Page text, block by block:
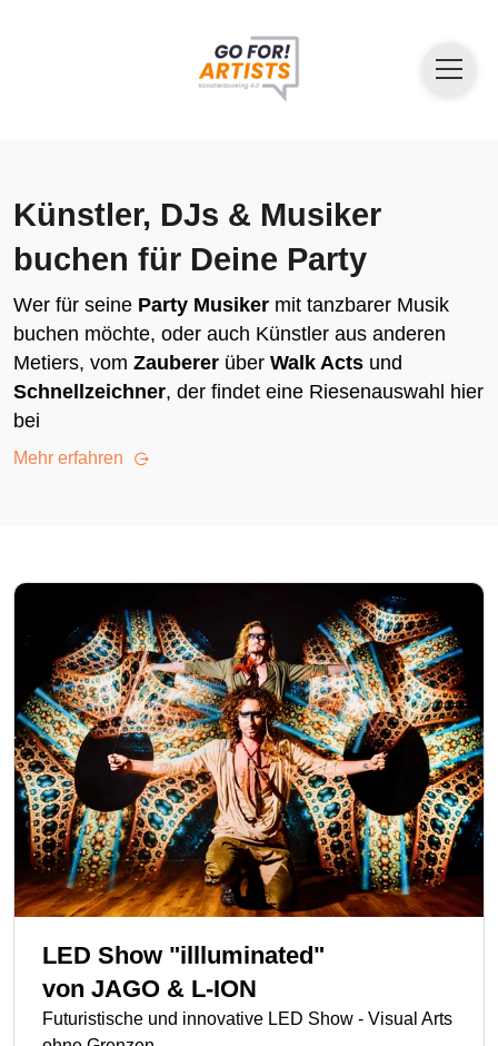
Künstler, DJs & Musiker
buchen für Deine Party
Wer für seine Party Musiker mit tanzbarer Musik
buchen möchte, oder auch Künstler aus anderen
Metiers, vom Zauberer über Walk Acts und
Schnellzeichner, der findet eine Riesenauswahl hier
bei
Mehr erfahren
LED Show "illluminated"
von JAGO & L-ION
Futuristische und innovative LED Show - Visual Arts